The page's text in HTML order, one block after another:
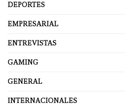
DEPORTES
EMPRESARIAL
ENTREVISTAS
GAMING
GENERAL
INTERNACIONALES